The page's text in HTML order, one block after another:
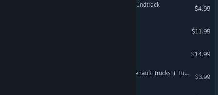
Northgard - The Official Soundtrack
$4.99
$11.99
$14.99
Euro Truck Simulator 2 - Renault Trucks T Tuning Pack
$3.99